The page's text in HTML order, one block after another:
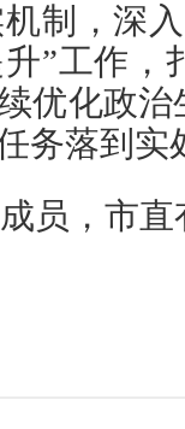
制，深
”工作，
优化政
务落到实
员，市